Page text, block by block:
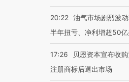
20:22 油气市场剧烈波
半年扭亏、净利增超50
17:26
贝恩资本宣布收
注册商标后退出市场